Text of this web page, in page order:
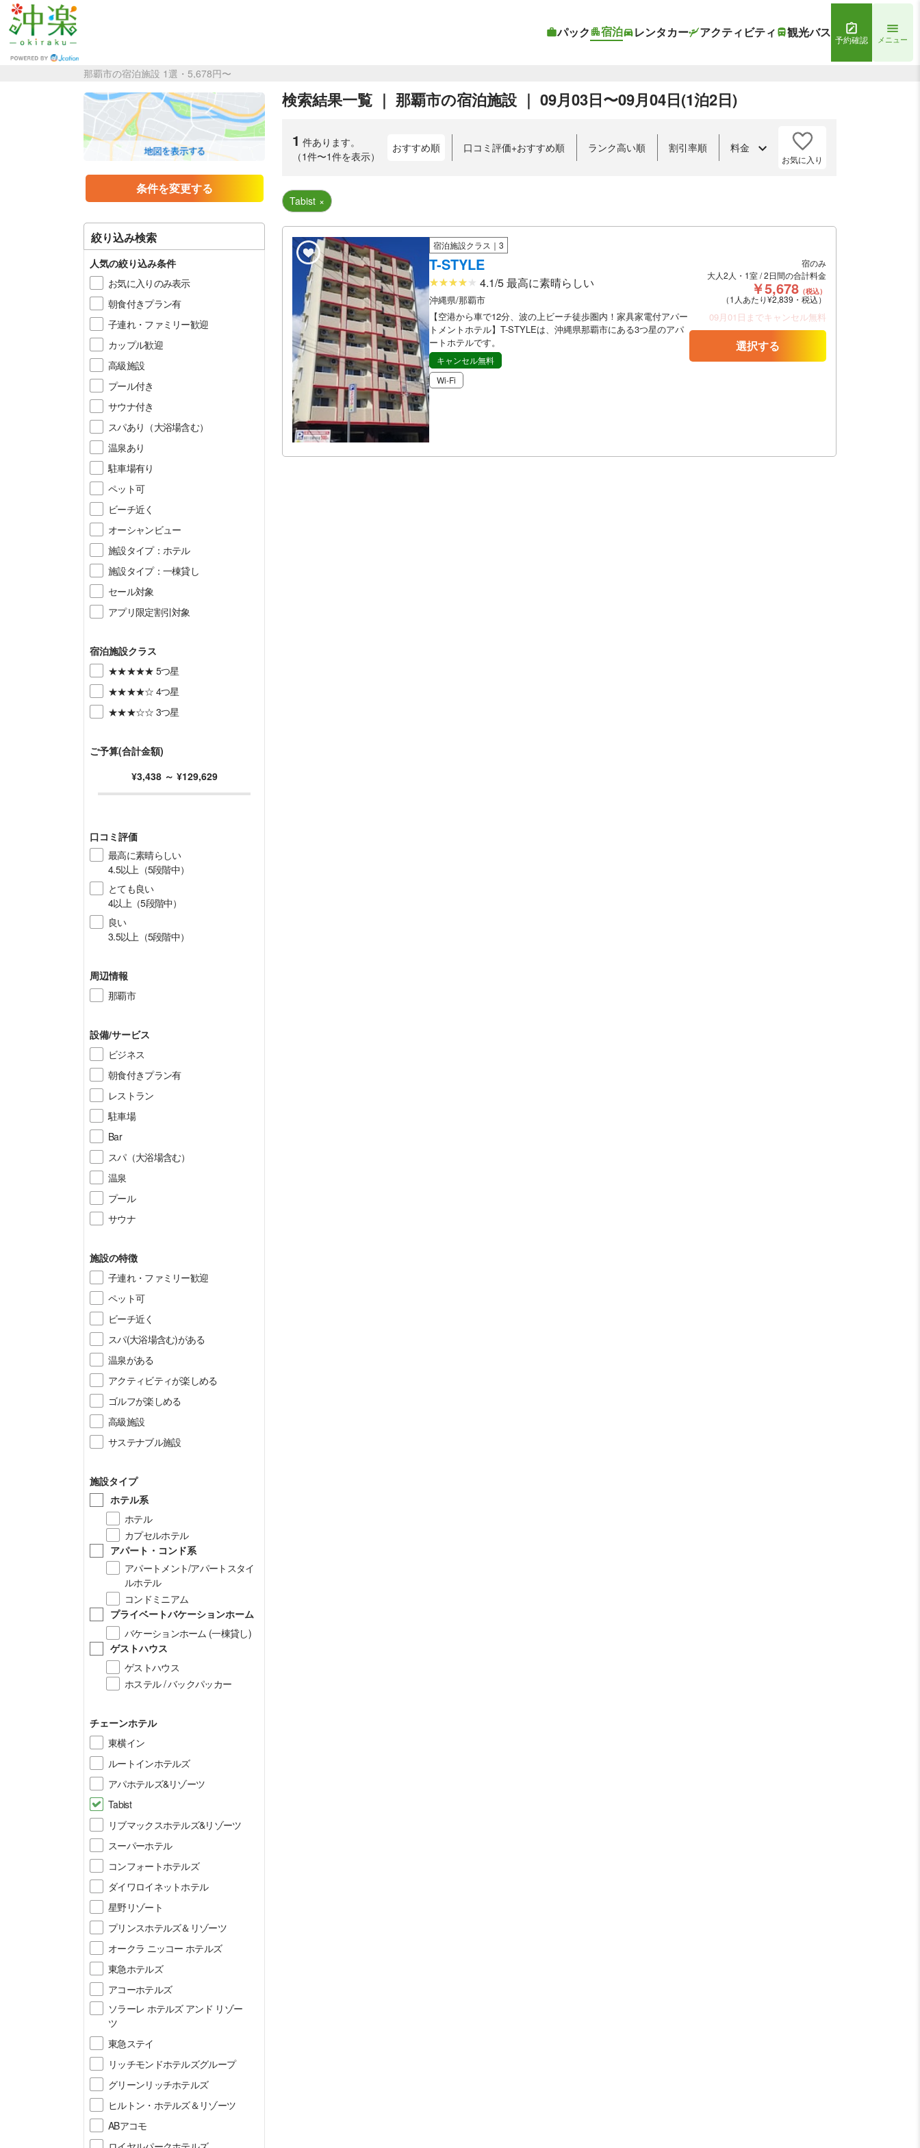
パック 宿泊 レンタカー アクティビティ 観光バス 予約確認 メニュー
那覇市の宿泊施設 1選・5,678円〜
条件を変更する
絞り込み検索
人気の絞り込み条件
お気に入りのみ表示
朝食付きプラン有
子連れ・ファミリー歓迎
カップル歓迎
高級施設
プール付き
サウナ付き
スパあり（大浴場含む）
温泉あり
駐車場有り
ペット可
ビーチ近く
オーシャンビュー
施設タイプ：ホテル
施設タイプ：一棟貸し
セール対象
アプリ限定割引対象
宿泊施設クラス
★★★★★ 5つ星
★★★★☆ 4つ星
★★★☆☆ 3つ星
ご予算(合計金額)
¥3,438～ ¥129,629
口コミ評価
最高に素晴らしい
4.5以上（5段階中）
とても良い
4以上（5段階中）
良い
3.5以上（5段階中）
周辺情報
那覇市
設備/サービス
ビジネス
朝食付きプラン有
レストラン
駐車場
Bar
スパ（大浴場含む）
温泉
プール
サウナ
施設の特徴
子連れ・ファミリー歓迎
ペット可
ビーチ近く
スパ(大浴場含む)がある
温泉がある
アクティビティが楽しめる
ゴルフが楽しめる
高級施設
サステナブル施設
施設タイプ
ホテル系
ホテル
カプセルホテル
アパート・コンド系
アパートメント/アパートスタイ
ルホテル
コンドミニアム
プライベートバケーションホーム
バケーションホーム (一棟貸し)
ゲストハウス
ゲストハウス
ホステル / バックパッカー
チェーンホテル
東横イン
ルートインホテルズ
アパホテルズ&リゾーツ
Tabist
リブマックスホテルズ&リゾーツ
スーパーホテル
コンフォートホテルズ
ダイワロイネットホテル
星野リゾート
プリンスホテルズ＆リゾーツ
オークラ ニッコー ホテルズ
東急ホテルズ
アコーホテルズ
ソラーレ ホテルズ アンド リゾー
ツ
東急ステイ
リッチモンドホテルズグループ
グリーンリッチホテルズ
ヒルトン・ホテルズ＆リゾーツ
ABアコモ
検索結果一覧 ｜ 那覇市の宿泊施設 ｜ 09月03日〜09月04日(1泊2日)
1 件あります。
（1件〜1件を表示）
おすすめ順 口コミ評価+おすすめ順 ランク高い順 割引率順 料金
お気に入り
Tabist ×
宿泊施設クラス｜3
T-STYLE
4.1/5 最高に素晴らしい
沖縄県/那覇市
【空港から車で12分、波の上ビーチ徒歩圏内！家具家電付アパー
トメントホテル】T-STYLEは、沖縄県那覇市にある3つ星のアパ
ートホテルです。
キャンセル無料
Wi-Fi
宿のみ
大人2人・1室 / 2日間の合計料金
￥5,678 （税込）
（1人あたり¥2,839・税込）
09月01日までキャンセル無料
選択する